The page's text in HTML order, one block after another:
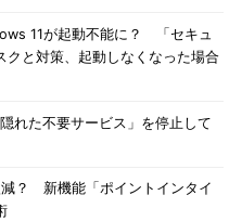
11が起動不能に？ 「セキュ
クと対策、起動しなくなった場合
れた不要サービス」を停止して
？ 新機能「ポイントインタイ